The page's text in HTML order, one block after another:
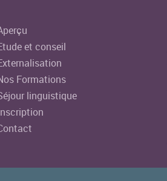
et conseil
Formations
linguistique